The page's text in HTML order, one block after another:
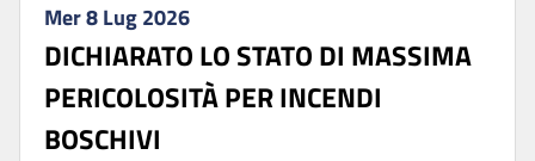
Mer 8 Lug 2026
DICHIARATO LO STATO DI MASSIMA
PERICOLOSITÀ PER INCENDI
BOSCHIVI